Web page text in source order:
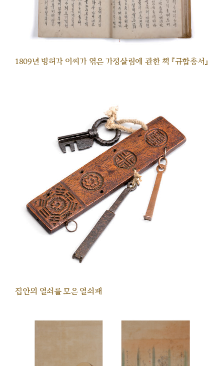
1809년 빙허각 이씨가 엮은 가정살림에 관한 책 『규합총서』
집안의 열쇠를 모은 열쇠패